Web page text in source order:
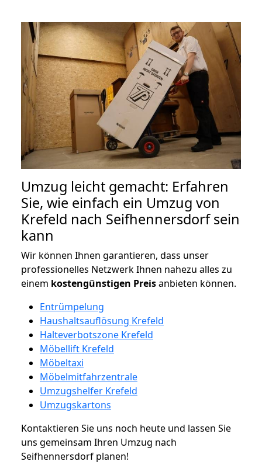
Umzug leicht gemacht: Erfahren
Sie, wie einfach ein Umzug von
Krefeld nach Seifhennersdorf sein
kann
Wir können Ihnen garantieren, dass unser
professionelles Netzwerk Ihnen nahezu alles zu
einem kostengünstigen Preisanbieten können.
Entrümpelung
Haushaltsauflösung Krefeld
Halteverbotszone Krefeld
Möbellift Krefeld
Möbeltaxi
Möbelmitfahrzentrale
Umzugshelfer Krefeld
Umzugskartons
Kontaktieren Sie uns noch heute und lassen Sie
uns gemeinsam Ihren Umzug nach
Seifhennersdorf planen!